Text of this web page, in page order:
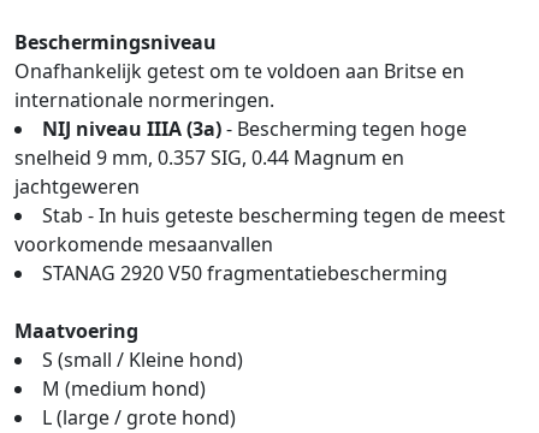
Beschermingsniveau
Onafhankelijk getest om te voldoen aan Britse en
internationale normeringen.
NIJ niveau IIIA (3a)- Bescherming tegen hoge
snelheid 9 mm, 0.357 SIG, 0.44 Magnum en
jachtgeweren
Stab - In huis geteste bescherming tegen de meest
voorkomende mesaanvallen
STANAG 2920 V50 fragmentatiebescherming
Maatvoering
S (small / Kleine hond)
M (medium hond)
L (large / grote hond)